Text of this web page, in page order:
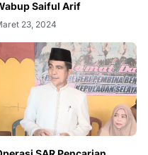
Saiful Arif
23, 2024